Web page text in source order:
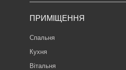
ПРИМІЩЕННЯ
Спальня
Кухня
Вітальня